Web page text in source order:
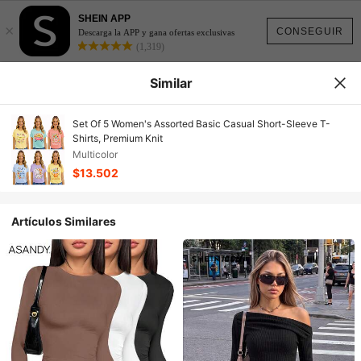
CONSEGUIR
×
SHEIN APP
Descarga la APP y gana ofertas exclusivas
(1,319)
Similar
Set Of 5 Women's Assorted Basic Casual Short-Sleeve T-
Shirts, Premium Knit
Multicolor
$13.502
Artículos Similares